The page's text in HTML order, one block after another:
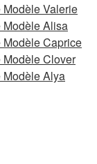
Modèle Valerie
Modèle Alisa
Modèle Caprice
Modèle Clover
Modèle Alya